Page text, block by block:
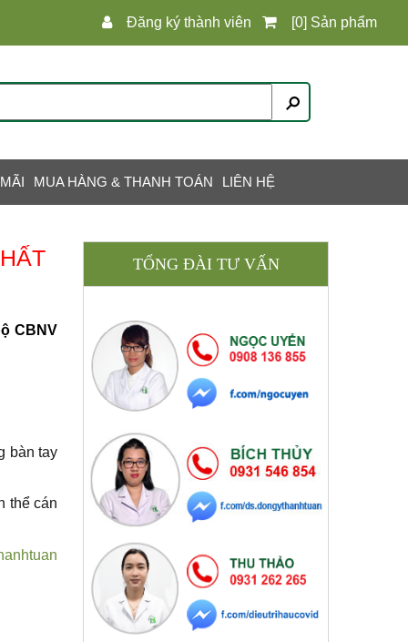
Đăng ký thành viên [0] Sản phẩm
MUA HÀNG & THANH TOÁN LIÊN HỆ
CBNV
bàn tay
thể cán
TỔNG ĐÀI TƯ VẤN